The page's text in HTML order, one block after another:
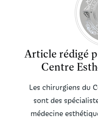
Article rédigé
Centre
Les chirurgiens du
sont des
médecine